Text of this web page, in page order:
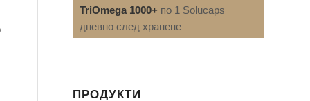
TriOmega 1000+ по 1 Solucaps
дневно след хранене
ПРОДУКТИ